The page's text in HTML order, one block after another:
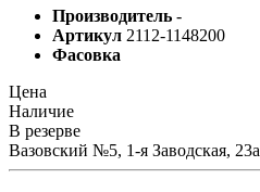
Производитель -
Артикул 2112-1148200
Фасовка
Цена
Наличие
В резерве
Вазовский №5, 1-я Заводская, 23а